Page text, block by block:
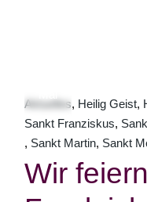
Aktuelles Heilig Geist
Sankt Franziskus
Sankt Martin Sankt
Wir